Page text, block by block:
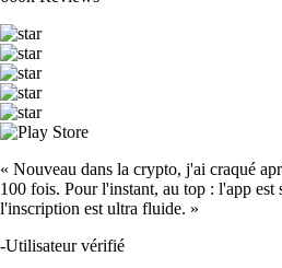
« Nouveau dans la crypto, j'ai craqué
100 fois. Pour l'instant, au top : l'app est
l'inscription est ultra fluide. »
-Utilisateur vérifié